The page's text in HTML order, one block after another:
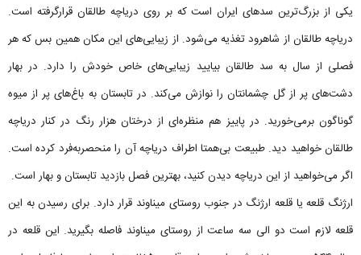
یکی از بزرگ‌ترین سدهای ایران است که بر روی دریاچه طالقان قرارگرفته است.
دریاچه طالقان از شاهرود تغذیه می‌شود. از زیبایی‌های این مکان همین بس که هر
فصلی از سال به سد طالقان بیایید زیبایی‌های خاص خودش را دارد. در بهار
دشت‌های پر از گل چشمانتان را نوازش می‌کند. در تابستان به باغ‌های پر از میوه
گوناگون برمی‌خورید. در پاییز هم منظره‌ای از درختان هزار رنگ در کنار دریاچه
طالقان خواهید دید. طبیعت بی‌همتا اطراف دریاچه آن را منحصربه‌فرد کرده است.
اگر می‌خواهید از این دریاچه دیدن کنید، بهترین فصل بازدید تابستان و بهار است.
ارژنگ قلعه یا قلعه ارژنگ در جنوب روستای میناوند قرار دارد. برای رسیدن به این
قلعه لازم است دو الی سه ساعت از روستای میناوند فاصله بگیرید. این قلعه در